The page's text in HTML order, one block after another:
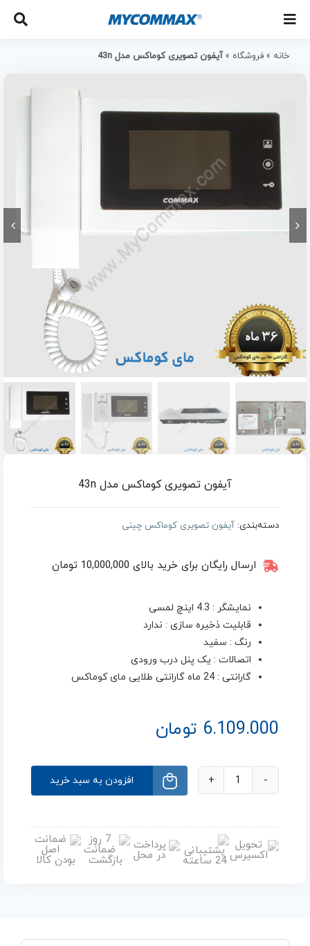
خانه » فروشگاه »آیفون تصویری کوماکس مدل 43n
آیفون تصویری کوماکس مدل 43n
دسته‌بندی: آیفون تصویری کوماکس چینی
ارسال رایگان برای خرید بالای 10,000,000 تومان
نمایشگر : 4.3 اینچ لمسی
قابلیت ذخیره سازی : ندارد
رنگ : سفید
اتصالات : یک پنل درب ورودی
گارانتی : 24 ماه گارانتی طلایی مای کوماکس
6.109.000 تومان
افزودن به سبد خرید